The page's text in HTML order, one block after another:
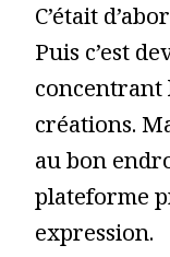
C’était
Puis c’est
concentrant
créations.
au bon
plateforme
expression.